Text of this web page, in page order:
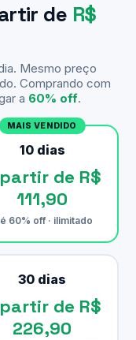
de R$
Mesmo preço
Comprando com
a 60% off.
MAIS VENDIDO
10 dias
de R$
111,90
60% off · ilimitado
30 dias
de R$
226,90